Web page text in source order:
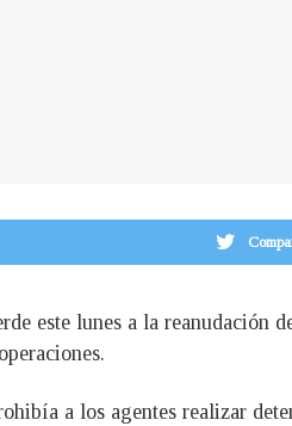
este lunes a la reanudación
a los agentes realizar